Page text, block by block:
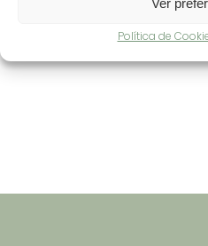
Ver
Política de